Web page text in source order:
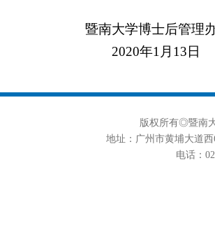
暨南大学博士后管理
2020年1 月 13 日
版权所有◎暨南
地址：广州市黄埔大道
电话：